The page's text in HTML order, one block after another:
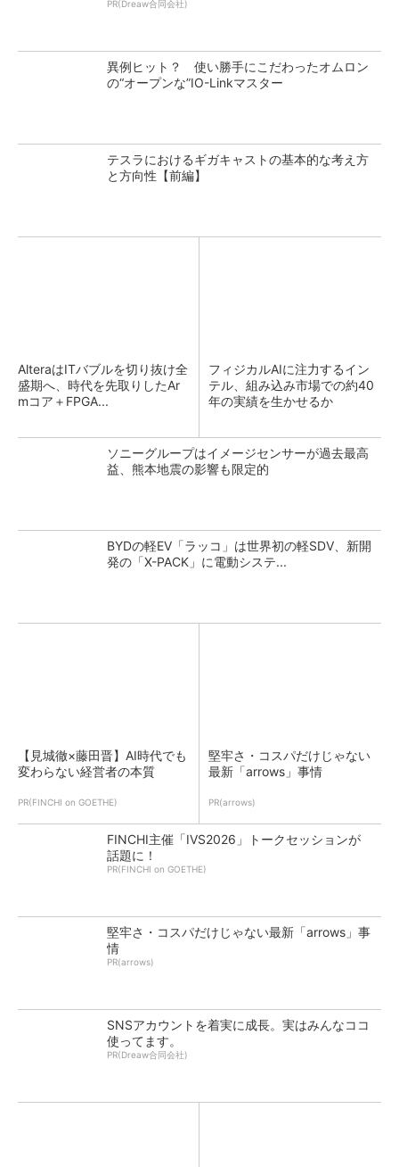
PR(Dreaw合同会社)
異例ヒット？ 使い勝手にこだわったオムロン
の“オープンな”IO-Linkマスター
テスラにおけるギガキャストの基本的な考え方
と方向性【前編】
AlteraはITバブルを切り抜け全
盛期へ、時代を先取りしたAr
mコア＋FPGA...
フィジカルAIに注力するイン
テル、組み込み市場での約40
年の実績を生かせるか
ソニーグループはイメージセンサーが過去最高
益、熊本地震の影響も限定的
BYDの軽EV「ラッコ」は世界初の軽SDV、新開
発の「X-PACK」に電動システ...
【見城徹×藤田晋】AI時代でも
変わらない経営者の本質
PR(FINCHI on GOETHE)
堅牢さ・コスパだけじゃない
最新「arrows」事情
PR(arrows)
FINCHI主催「IVS2026」トークセッションが
話題に！
PR(FINCHI on GOETHE)
堅牢さ・コスパだけじゃない最新「arrows」事
情
PR(arrows)
SNSアカウントを着実に成長。実はみんなココ
使ってます。
PR(Dreaw合同会社)